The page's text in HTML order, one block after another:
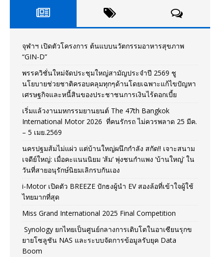
จุฬาฯ เปิดตัวโครงการ ต้นแบบนวัตกรรมอาหารสุขภาพ
“GIN-D”
พรรควิชั่นใหม่จัดประชุมใหญ่สามัญประจำปี 2569 ชู
นโยบายช่วยชาติครอบคลุมทุกๆด้านโดยเฉพาะแก้ไขปัญหา
เศรษฐกิจและหนี้สินของประชาชนการเงินไร้ดอกเบี้ย
เริ่มแล้วงานมหกรรมยานยนต์ The 47th Bangkok
International Motor 2026 ที่คนรักรถ ไม่ควรพลาด 25 มีค.
– 5 เมย.2569
นครปฐมส้มไม่แผ่ว แต่บ้านใหญ่ผนึกกำลัง สกัด!! เจาะสนาม
เจดีย์ใหญ่: เมื่อคะแนนนิยม ‘ส้ม’ พุ่งชนกำแพง ‘บ้านใหญ่’ ใน
วันที่สายอนุรักษ์นิยมเลิกรบกันเอง
i-Motor เปิดตัว BREEZE ปักธงผู้นำ EV สองล้อที่เข้าใจผู้ใช้
ไทยมากที่สุด
Miss Grand International 2025 Final Competition
Synology ยกไทยเป็นศูนย์กลางการเติบโตในอาเซียนรุกข
ยายโซลูชัน NAS และระบบจัดการข้อมูลรับยุค Data
Boom